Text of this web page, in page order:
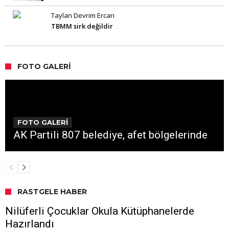
Taylan Devrim Ercan
TBMM sirk değildir
FOTO GALERI
FOTO GALERİ
AK Partili 807 belediye, afet bölgelerinde
RASTGELE HABER
Nilüferli Çocuklar Okula Kütüphanelerde
Hazırlandı